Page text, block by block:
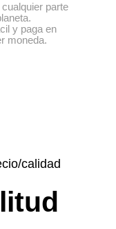
parte
y paga en
moneda.
calidad